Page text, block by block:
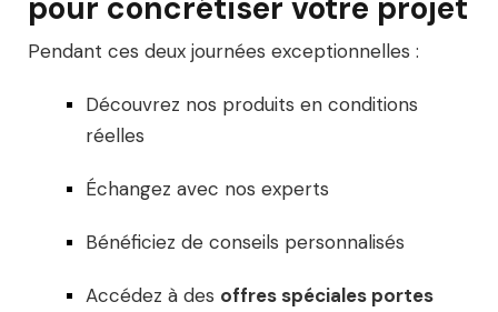
Pendant ces deux journées exceptionnelles :
Découvrez nos produits en conditions
réelles
Échangez avec nos experts
Bénéficiez de conseils personnalisés
Accédez à des offres spéciales portes